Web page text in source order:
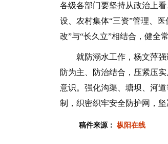
各级各部门要坚持从政治上
设、农村集体“三资”管理、
改”与“长久立”相结合，健全
就防溺水工作，杨文萍强
防为主、防治结合，压紧压
意识。强化沟渠、塘坝、河
制，织密织牢安全防护网，
稿件来源： 枞阳在线